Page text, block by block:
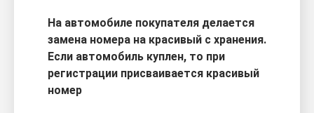
На автомобиле покупателя делается
замена номера на красивый с хранения.
Если автомобиль куплен, то при
регистрации присваивается красивый
номер